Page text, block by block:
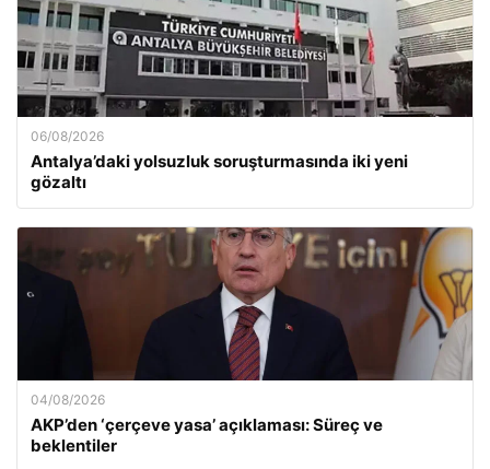
06/08/2026
Antalya’daki yolsuzluk soruşturmasında iki yeni
gözaltı
04/08/2026
AKP’den ‘çerçeve yasa’ açıklaması: Süreç ve
beklentiler